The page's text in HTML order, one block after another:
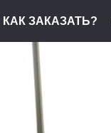
КАК ЗАКАЗАТЬ?